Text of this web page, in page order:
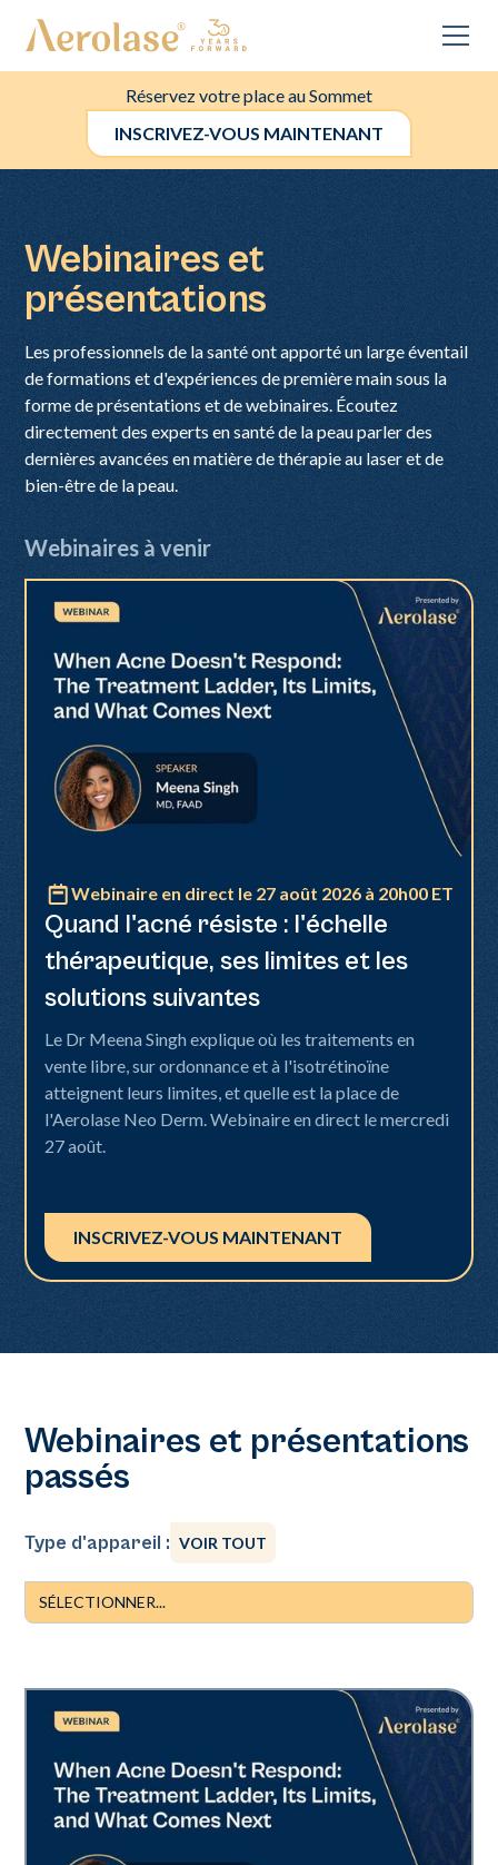
Réservez votre place au Sommet
INSCRIVEZ-VOUS MAINTENANT
Webinaires et
présentations
Les professionnels de la santé ont apporté un large éventail
de formations et d'expériences de première main sous la
forme de présentations et de webinaires. Écoutez
directement des experts en santé de la peau parler des
dernières avancées en matière de thérapie au laser et de
bien-être de la peau.
Webinaires à venir
Neo Elite
Webinaire en direct le 27 août 2026 à 20h00 ET
Quand l'acné résiste : l'échelle
thérapeutique, ses limites et les
solutions suivantes
Le Dr Meena Singh explique où les traitements en
vente libre, sur ordonnance et à l'isotrétinoïne
atteignent leurs limites, et quelle est la place de
l'Aerolase Neo Derm. Webinaire en direct le mercredi
27 août.
INSCRIVEZ-VOUS MAINTENANT
Webinaires et présentations
passés
Type d'appareil : VOIR TOUT